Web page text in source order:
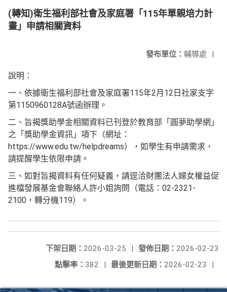
(轉知)衛生福利部社會及家庭署「115年單親培力計
畫」申請相關資料
發布單位： 輔導處 |
說明：
一、依據衛生福利部社會及家庭署115年2月12日社家支字
第1150960128A號函辦理。
二、旨揭獎助學金相關資料已刊登於教育部「圓夢助學網」
之「獎助學金資訊」項下（網址：
https://www.edu.tw/helpdreams），如學生有申請需求，
請提醒學生依限申請。
三、如對旨揭資料有任何疑義，請逕洽財團法人婦女權益促
進檔發展基金會聯絡人許小姐詢問（電話：02-2321-
2100，轉分機119）。
發佈日期： 2026-02-23
下架日期： 2026-03-25
|
最後更新日期： 2026-02-23 |
點擊率： 382 |